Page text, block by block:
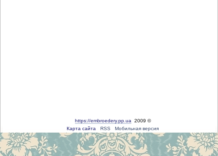
https://embroedery.pp.ua 2009 ©
Карта сайта
RSS Мобильная версия